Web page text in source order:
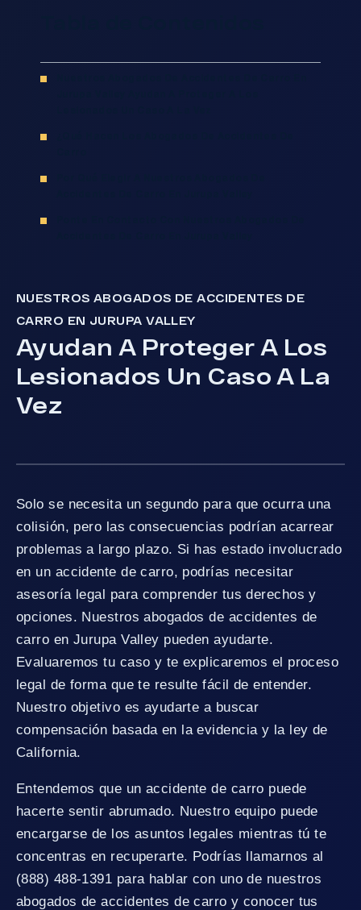
NUESTROS ABOGADOS DE ACCIDENTES DE
CARRO EN JURUPA VALLEY
Ayudan A Proteger A Los
Lesionados Un Caso A La
Vez
Solo se necesita un segundo para que ocurra una
colisión, pero las consecuencias podrían acarrear
problemas a largo plazo. Si has estado involucrado
en un accidente de carro, podrías necesitar
asesoría legal para comprender tus derechos y
opciones. Nuestros abogados de accidentes de
carro en Jurupa Valley pueden ayudarte.
Evaluaremos tu caso y te explicaremos el proceso
legal de forma que te resulte fácil de entender.
Nuestro objetivo es ayudarte a buscar
compensación basada en la evidencia y la ley de
California.
Entendemos que un accidente de carro puede
hacerte sentir abrumado. Nuestro equipo puede
encargarse de los asuntos legales mientras tú te
concentras en recuperarte. Podrías llamarnos al
(888) 488-1391 para hablar con uno de nuestros
abogados de accidentes de carro y conocer tus